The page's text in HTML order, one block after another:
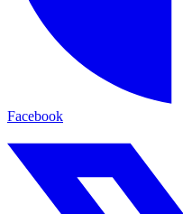
Facebook